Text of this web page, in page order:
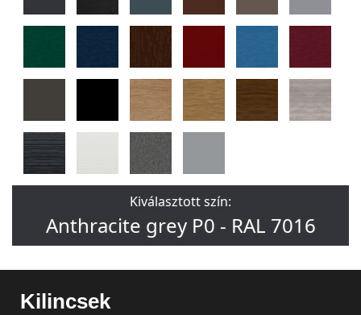
Kiválasztott szín:
Anthracite grey P0 - RAL 7016
Kilincsek